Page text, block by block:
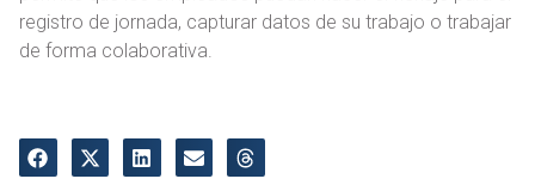
registro de jornada, capturar datos de su trabajo o trabajar
de forma colaborativa.